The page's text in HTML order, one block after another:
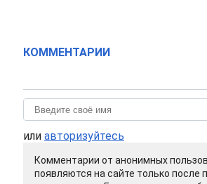
КОММЕНТАРИИ
или авторизуйтесь
Комментарии от анонимных
появляются на сайте только после